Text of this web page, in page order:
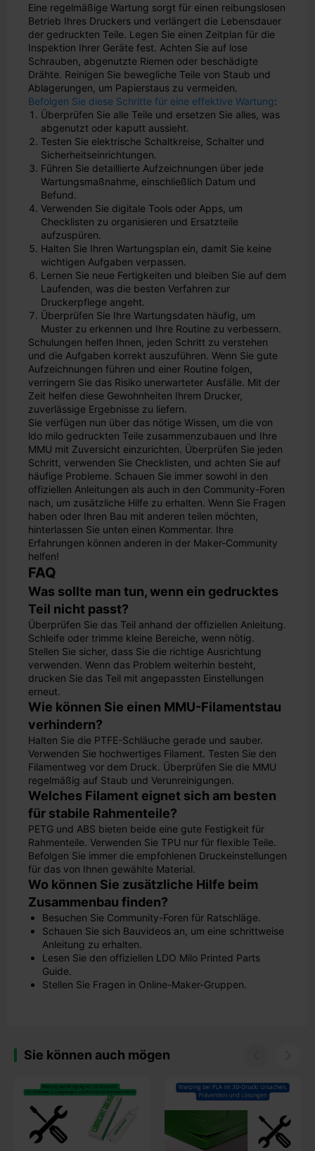
Eine regelmäßige Wartung sorgt für einen reibungslosen
Betrieb Ihres Druckers und verlängert die Lebensdauer
der gedruckten Teile. Legen Sie einen Zeitplan für die
Inspektion Ihrer Geräte fest. Achten Sie auf lose
Schrauben, abgenutzte Riemen oder beschädigte
Drähte. Reinigen Sie bewegliche Teile von Staub und
Ablagerungen, um Papierstaus zu vermeiden.
Befolgen Sie diese Schritte für eine effektive Wartung:
Überprüfen Sie alle Teile und ersetzen Sie alles, was
abgenutzt oder kaputt aussieht.
Testen Sie elektrische Schaltkreise, Schalter und
Sicherheitseinrichtungen.
Führen Sie detaillierte Aufzeichnungen über jede
Wartungsmaßnahme, einschließlich Datum und
Befund.
Verwenden Sie digitale Tools oder Apps, um
Checklisten zu organisieren und Ersatzteile
aufzuspüren.
Halten Sie Ihren Wartungsplan ein, damit Sie keine
wichtigen Aufgaben verpassen.
Lernen Sie neue Fertigkeiten und bleiben Sie auf dem
Laufenden, was die besten Verfahren zur
Druckerpflege angeht.
Überprüfen Sie Ihre Wartungsdaten häufig, um
Muster zu erkennen und Ihre Routine zu verbessern.
Schulungen helfen Ihnen, jeden Schritt zu verstehen
und die Aufgaben korrekt auszuführen. Wenn Sie gute
Aufzeichnungen führen und einer Routine folgen,
verringern Sie das Risiko unerwarteter Ausfälle. Mit der
Zeit helfen diese Gewohnheiten Ihrem Drucker,
zuverlässige Ergebnisse zu liefern.
Sie verfügen nun über das nötige Wissen, um die von
ldo milo gedruckten Teile zusammenzubauen und Ihre
MMU mit Zuversicht einzurichten. Überprüfen Sie jeden
Schritt, verwenden Sie Checklisten, und achten Sie auf
häufige Probleme. Schauen Sie immer sowohl in den
offiziellen Anleitungen als auch in den Community-Foren
nach, um zusätzliche Hilfe zu erhalten. Wenn Sie Fragen
haben oder Ihren Bau mit anderen teilen möchten,
hinterlassen Sie unten einen Kommentar. Ihre
Erfahrungen können anderen in der Maker-Community
helfen!
FAQ
Was sollte man tun, wenn ein gedrucktes
Teil nicht passt?
Überprüfen Sie das Teil anhand der offiziellen Anleitung.
Schleife oder trimme kleine Bereiche, wenn nötig.
Stellen Sie sicher, dass Sie die richtige Ausrichtung
verwenden. Wenn das Problem weiterhin besteht,
drucken Sie das Teil mit angepassten Einstellungen
erneut.
Wie können Sie einen MMU-Filamentstau
verhindern?
Halten Sie die PTFE-Schläuche gerade und sauber.
Verwenden Sie hochwertiges Filament. Testen Sie den
Filamentweg vor dem Druck. Überprüfen Sie die MMU
regelmäßig auf Staub und Verunreinigungen.
Welches Filament eignet sich am besten
für stabile Rahmenteile?
PETG und ABS bieten beide eine gute Festigkeit für
Rahmenteile. Verwenden Sie TPU nur für flexible Teile.
Befolgen Sie immer die empfohlenen Druckeinstellungen
für das von Ihnen gewählte Material.
Wo können Sie zusätzliche Hilfe beim
Zusammenbau finden?
Besuchen Sie Community-Foren für Ratschläge.
Schauen Sie sich Bauvideos an, um eine schrittweise
Anleitung zu erhalten.
Lesen Sie den offiziellen LDO Milo Printed Parts
Guide.
Stellen Sie Fragen in Online-Maker-Gruppen.
Sie können auch mögen